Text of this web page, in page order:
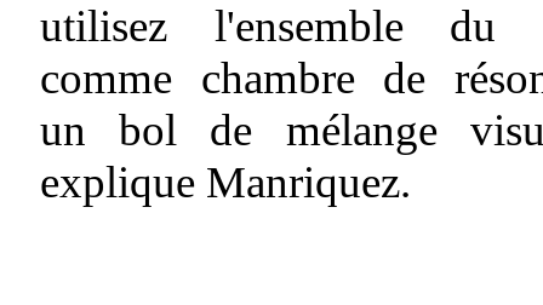
utilisez l'ensemble du
comme chambre de
un bol de mélange
explique Manriquez.